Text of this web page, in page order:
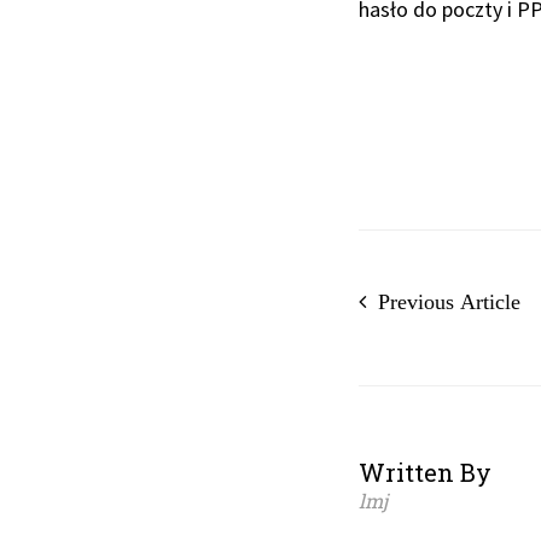
hasło do poczty i
Previous Article
Written By
lmj